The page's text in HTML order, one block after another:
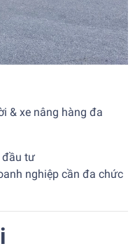
& xe nâng hàng đa
đầu tư
nghiệp cần đa chức